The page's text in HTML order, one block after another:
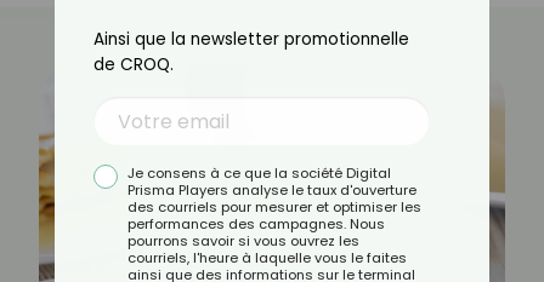
Ainsi que la newsletter promotionnelle
de CROQ.
Je consens à ce que la société Digital
Prisma Players analyse le taux d'ouverture
des courriels pour mesurer et optimiser les
performances des campagnes. Nous
pourrons savoir si vous ouvrez les
courriels, l'heure à laquelle vous le faites
ainsi que des informations sur le terminal